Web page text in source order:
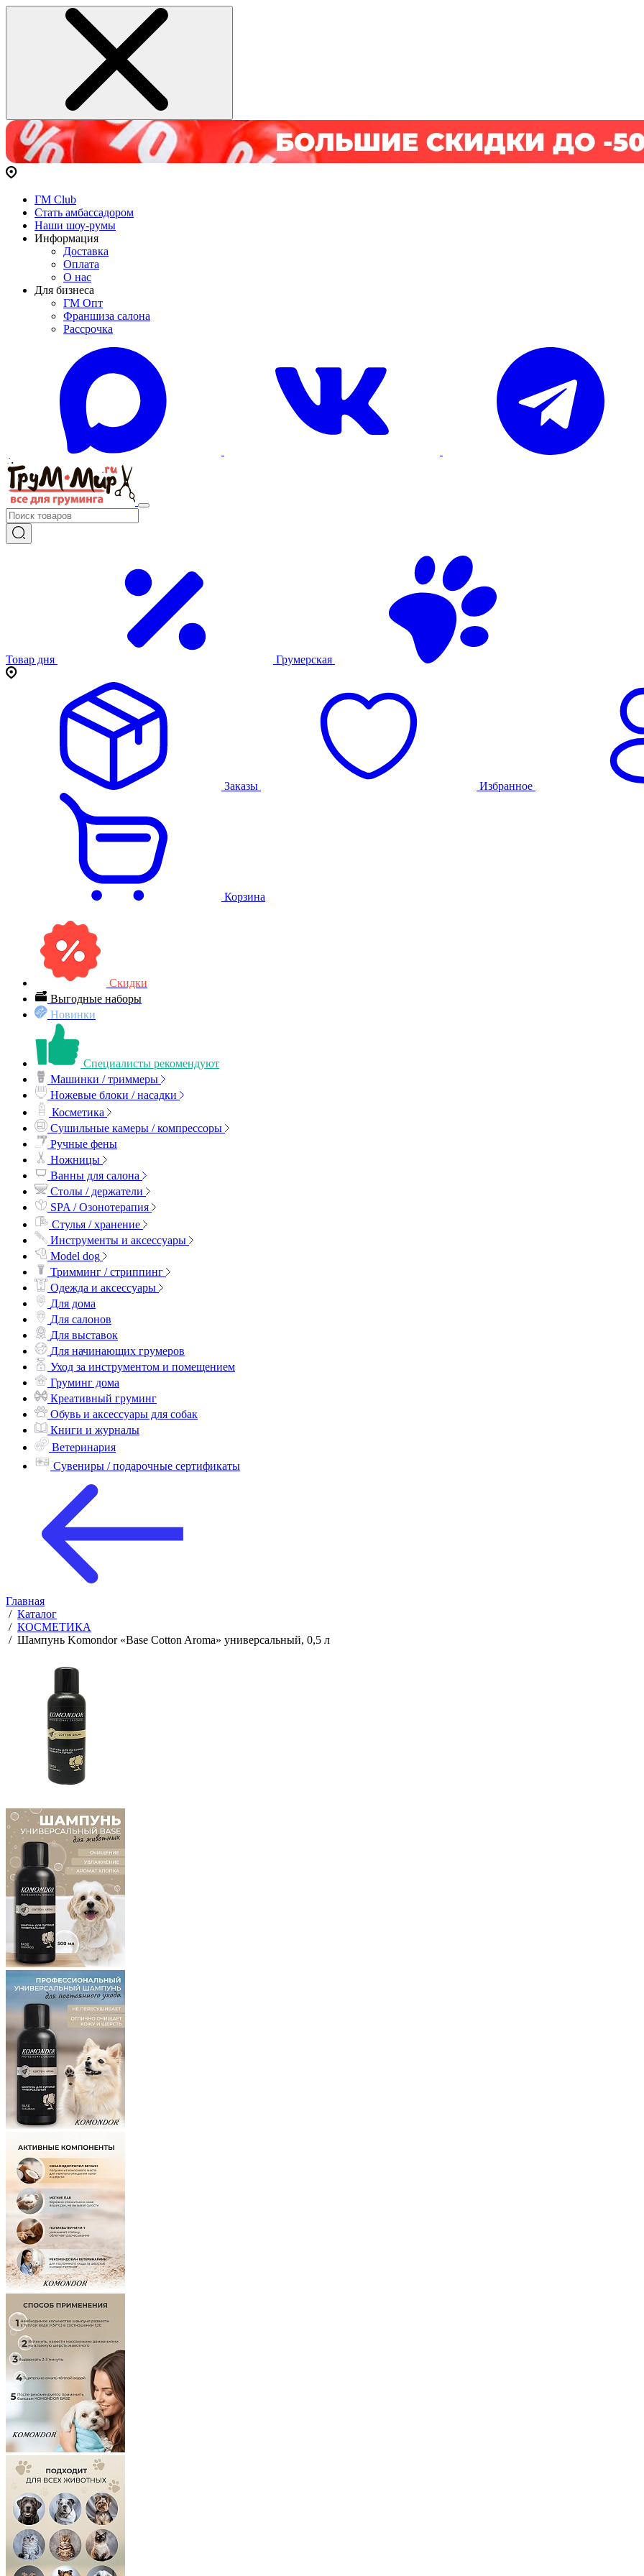
ГМ Club
Стать амбассадором
Наши шоу-румы
Информация
Доставка
Оплата
О нас
Для бизнеса
ГМ Опт
Франшиза салона
Рассрочка
+7 (985) 056-03-39
Товар дня
Скидки
Выгодные наборы
Новинки
Специалисты рекомендуют
Машинки / триммеры
Ножевые блоки / насадки
Косметика
Сушильные камеры / компрессоры
Ручные фены
Ножницы
Ванны для салона
Столы / держатели
SPA / Озонотерапия
Стулья / хранение
Инструменты и аксессуары
Model dog
Тримминг / стриппинг
Одежда и аксессуары
Для дома
Для салонов
Для выставок
Для начинающих грумеров
Уход за инструментом и помещением
Груминг дома
Креативный груминг
Обувь и аксессуары для собак
Книги и журналы
Ветеринария
Главная
/ Каталог
/ КОСМЕТИКА